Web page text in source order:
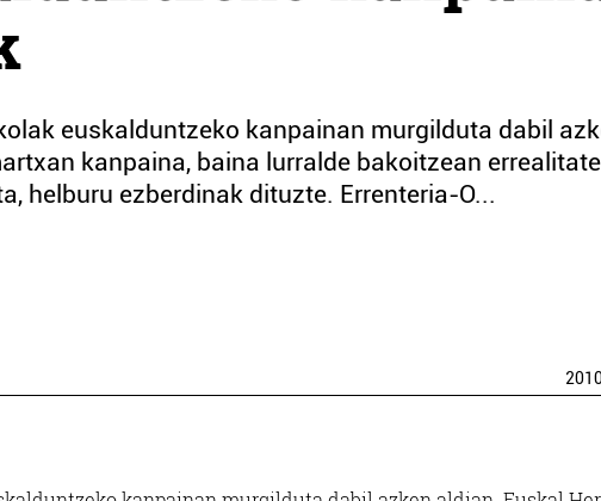
euskalduntzeko kanpainan murgilduta dabil
kanpaina, baina lurralde bakoitzean
helburu ezberdinak dituzte. Errenteria-O...